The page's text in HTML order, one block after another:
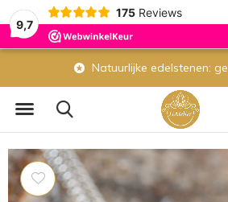
9,7
175 Reviews
Natuurlijke edelstenen: